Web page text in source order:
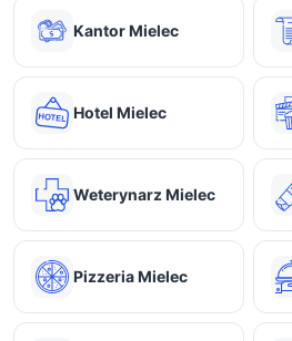
Kantor Mielec
Hotel Mielec
Weterynarz Mielec
Pizzeria Mielec